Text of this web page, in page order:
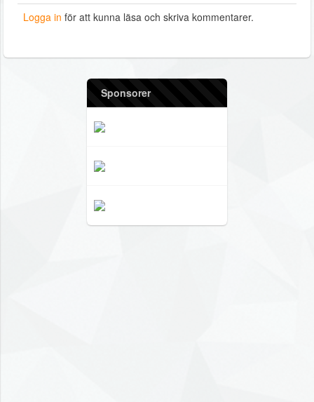
Logga in för att kunna läsa och skriva kommentarer.
Sponsorer